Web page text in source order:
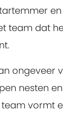
team dat
ongeveer
nesten
vormt